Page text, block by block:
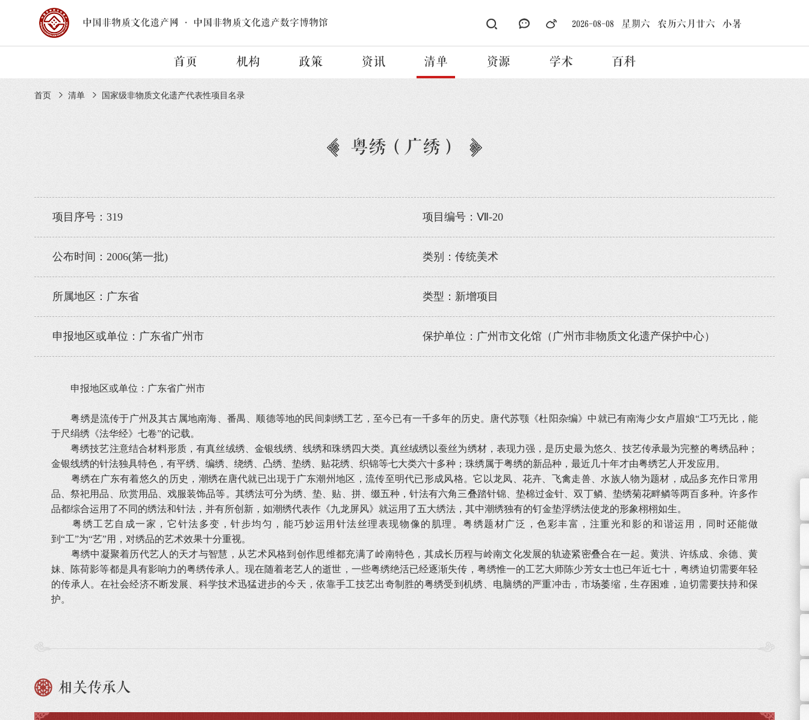
中国非物质文化遗产网 · 中国非物质文化遗产数字博物馆 2026-08-08 星期六 农历六月廿六 小暑
首页 机构 政策 资讯 清单 资源 学术 百科
首页 清单 国家级非物质文化遗产代表性项目名录
粤绣（广绣）
项目序号：319 项目编号：Ⅶ-20
公布时间：2006(第一批) 类别：传统美术
所属地区：广东省 类型：新增项目
申报地区或单位：广东省广州市 保护单位：广州市文化馆（广州市非物质文化遗产保护中心）
申报地区或单位：广东省广州市
粤绣是流传于广州及其古属地南海、番禺、顺德等地的民间刺绣工艺，至今已有一千多年的历史。唐代苏颚《杜阳杂编》中就已有南海少女卢眉娘“工巧无比，能
于尺绢绣《法华经》七卷”的记载。
粤绣技艺注意结合材料形质，有真丝绒绣、金银线绣、线绣和珠绣四大类。真丝绒绣以蚕丝为绣材，表现力强，是历史最为悠久、技艺传承最为完整的粤绣品种；
金银线绣的针法独具特色，有平绣、编绣、绕绣、凸绣、垫绣、贴花绣、织锦等七大类六十多种；珠绣属于粤绣的新品种，最近几十年才由粤绣艺人开发应用。
粤绣在广东有着悠久的历史，潮绣在唐代就已出现于广东潮州地区，流传至明代已形成风格。它以龙凤、花卉、飞禽走兽、水族人物为题材，成品多充作日常用
品、祭祀用品、欣赏用品、戏服装饰品等。其绣法可分为绣、垫、贴、拼、缀五种，针法有六角三叠踏针锦、垫棉过金针、双丁鳞、垫绣菊花畔鳞等两百多种。许多作
品都综合运用了不同的绣法和针法，并有所创新，如潮绣代表作《九龙屏风》就运用了五大绣法，其中潮绣独有的钉金垫浮绣法使龙的形象栩栩如生。
粤绣工艺自成一家，它针法多变，针步均匀，能巧妙运用针法丝理表现物像的肌理。粤绣题材广泛，色彩丰富，注重光和影的和谐运用，同时还能做
到“工”为“艺”用，对绣品的艺术效果十分重视。
粤绣中凝聚着历代艺人的天才与智慧，从艺术风格到创作思维都充满了岭南特色，其成长历程与岭南文化发展的轨迹紧密叠合在一起。黄洪、许练成、余德、黄
妹、陈荷影等都是具有影响力的粤绣传承人。现在随着老艺人的逝世，一些粤绣绝活已经逐渐失传，粤绣惟一的工艺大师陈少芳女士也已年近七十，粤绣迫切需要年轻
的传承人。在社会经济不断发展、科学技术迅猛进步的今天，依靠手工技艺出奇制胜的粤绣受到机绣、电脑绣的严重冲击，市场萎缩，生存困难，迫切需要扶持和保
护。
相关传承人